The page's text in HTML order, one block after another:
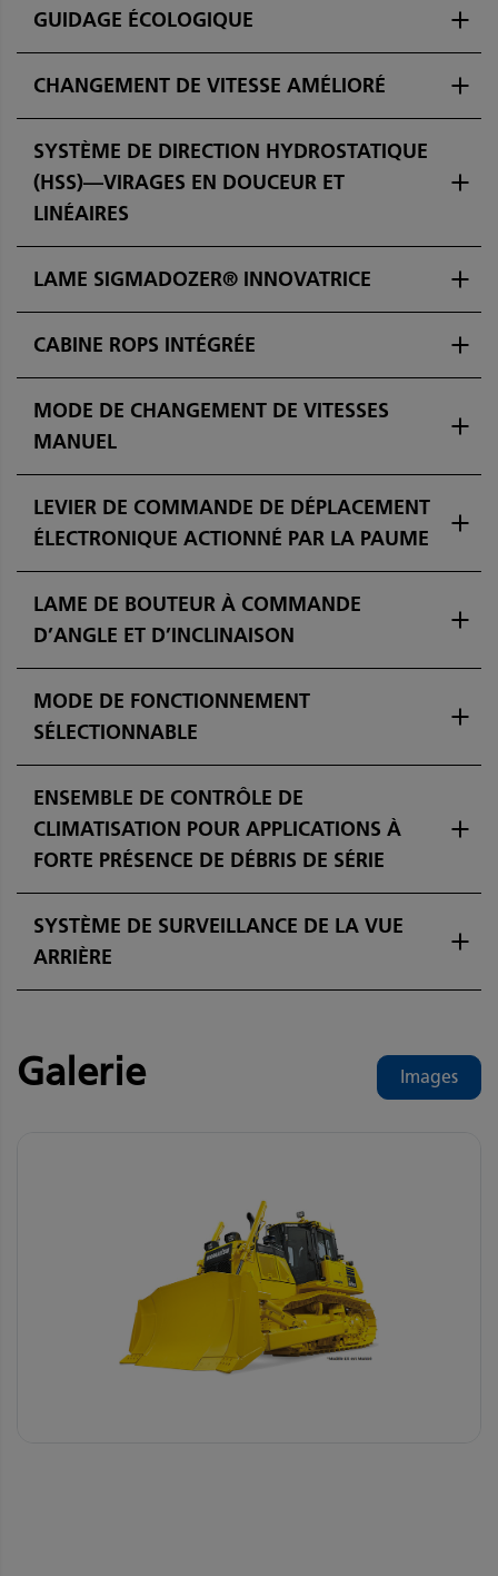
GUIDAGE ÉCOLOGIQUE
CHANGEMENT DE VITESSE AMÉLIORÉ
SYSTÈME DE DIRECTION HYDROSTATIQUE
(HSS)—VIRAGES EN DOUCEUR ET
LINÉAIRES
LAME SIGMADOZER® INNOVATRICE
CABINE ROPS INTÉGRÉE
MODE DE CHANGEMENT DE VITESSES
MANUEL
LEVIER DE COMMANDE DE DÉPLACEMENT
ÉLECTRONIQUE ACTIONNÉ PAR LA PAUME
LAME DE BOUTEUR À COMMANDE
D’ANGLE ET D’INCLINAISON
MODE DE FONCTIONNEMENT
SÉLECTIONNABLE
ENSEMBLE DE CONTRÔLE DE
CLIMATISATION POUR APPLICATIONS À
FORTE PRÉSENCE DE DÉBRIS DE SÉRIE
SYSTÈME DE SURVEILLANCE DE LA VUE
ARRIÈRE
Galerie Images